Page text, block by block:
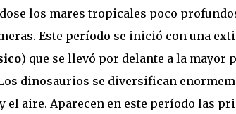
los mares tropicales poco
Este período se inició con una
) que se llevó por delante a la mayor
dinosaurios se diversifican
aire. Aparecen en este período las